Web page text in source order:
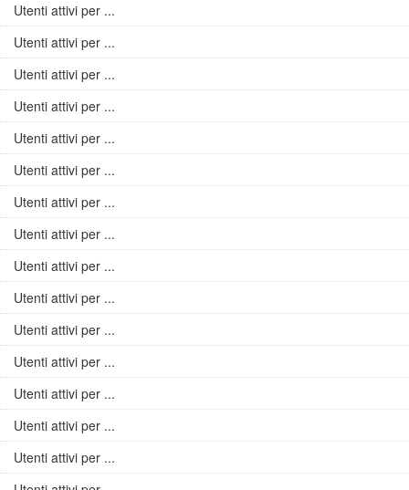
Utenti attivi per ...
Utenti attivi per ...
Utenti attivi per ...
Utenti attivi per ...
Utenti attivi per ...
Utenti attivi per ...
Utenti attivi per ...
Utenti attivi per ...
Utenti attivi per ...
Utenti attivi per ...
Utenti attivi per ...
Utenti attivi per ...
Utenti attivi per ...
Utenti attivi per ...
Utenti attivi per ...